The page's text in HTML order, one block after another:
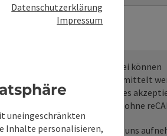
reCAPTCHA verwendet. Dabei können
IP-Adresse) an Google übermittelt
die dafür erforderlichen Cookies
per E-Mail möglich – ganz ohne
oder per E-Mail Kontakt mit uns
Datenschutzerklärung
Impressum
uneingeschränkten
Inhalte personalisieren,